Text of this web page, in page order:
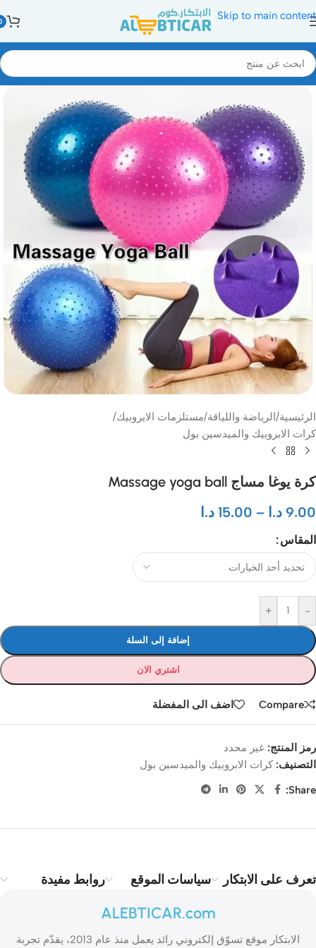
Skip to main content
الرئيسية/الرياضة واللياقة/مستلزمات الايروبيك/
كرات الابروبيك والميدسين بول
كرة يوغا مساج Massage yoga ball
9.00 د.ا –
15.00 د.ا
المقاس
-
+
إضافة إلى السلة
اشتري الان
Compare اضف الى المفضلة
رمز المنتج: غير محدد
التصنيف: كرات الابروبيك والميدسين بول
Share:
تعرف على الابتكار سياسات الموقع روابط مفيدة
ALEBTICAR.com
الابتكار موقع تسوّق إلكتروني رائد يعمل منذ عام 2013، يقدّم تجربة